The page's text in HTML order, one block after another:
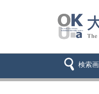
検索